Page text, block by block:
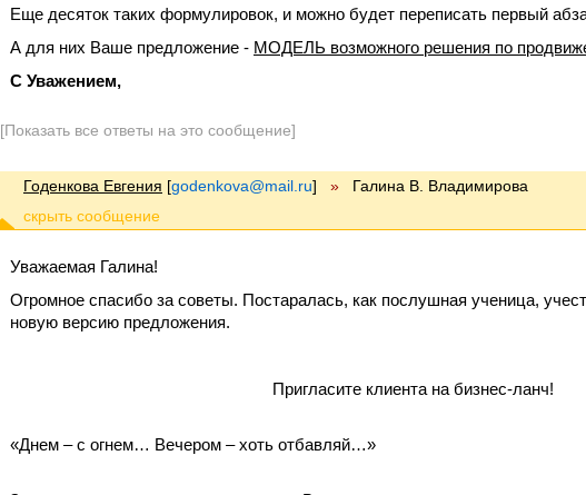
Еще десяток таких формулировок, и можно будет переписать первый
А для них Ваше предложение - МОДЕЛЬ возможного решения по
С Уважением,
[Показать все ответы на это сообщение]
Годенкова Евгения [godenkova@mail.ru] » Галина В. Владимирова
Уважаемая Галина!
Огромное спасибо за советы. Постаралась, как послушная ученица,
новую версию предложения.
Пригласите клиента на бизнес-ланч!
«Днем – с огнем… Вечером – хоть отбавляй…»